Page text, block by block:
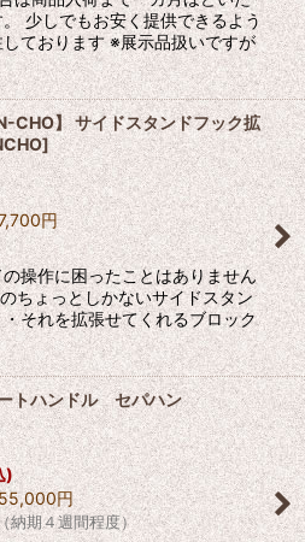
少しでもお安く提供できるよう
ております ※展示品扱いですが
CHO】 サイドスタンドフック拡
]
円
操作に困ったことはありません
ちょっとしかないサイドスタン
それを拡張せてくれるブロック
ートハンドル セパハン
)
円
納期４週間程度）